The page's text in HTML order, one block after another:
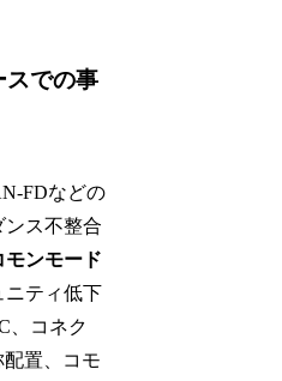
スでの事
FDなどの
ンス不整合
モンモード
ニティ低下
、コネク
置、コモ